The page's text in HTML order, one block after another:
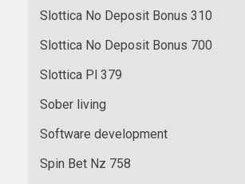
Slottica No Deposit Bonus 310
Slottica No Deposit Bonus 700
Slottica Pl 379
Sober living
Software development
Spin Bet Nz 758